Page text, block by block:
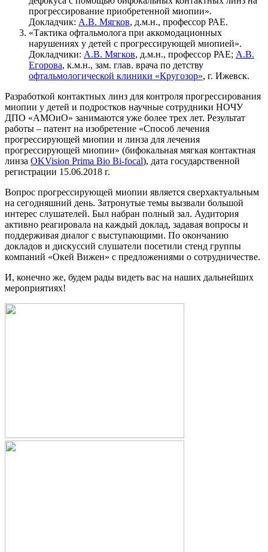
прогрессирование приобретенной миопии».
Докладчик: А.В. Мягков, д.м.н., профессор РАЕ.
«Тактика офтальмолога при аккомодационных
нарушениях у детей с прогрессирующей миопией».
Докладчики: А.В. Мягков, д.м.н., профессор РАЕ; А.В.
Егорова, к.м.н., зам. глав. врача по детству
офтальмологической клиники «Кругозор», г. Ижевск.
Разработкой контактных линз для контроля прогрессирования
миопии у детей и подростков научные сотрудники НОЧУ
ДПО «АМОиО» занимаются уже более трех лет. Результат
работы – патент на изобретение «Способ лечения
прогрессирующей миопии и линза для лечения
прогрессирующей миопии» (бифокальная мягкая контактная
линза OKVision Prima Bio Bi-focal), дата государственной
регистрации 15.06.2018 г.
Вопрос прогрессирующей миопии является сверхактуальным
на сегодняшний день. Затронутые темы вызвали большой
интерес слушателей. Был набран полный зал. Аудитория
активно реагировала на каждый доклад, задавая вопросы и
поддерживая диалог с выступающими. По окончанию
докладов и дискуссий слушатели посетили стенд группы
компаний «Окей Вижен» с предложениями о сотрудничестве.
И, конечно же, будем рады видеть вас на наших дальнейших
мероприятиях!